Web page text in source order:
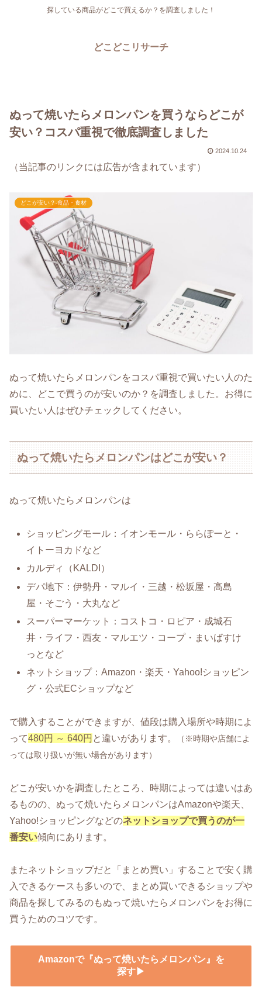
探している商品がどこで買えるか？を調査しました！
どこどこリサーチ
ぬって焼いたらメロンパンを買うならどこが
安い？コスパ重視で徹底調査しました
2024.10.24
（当記事のリンクには広告が含まれています）
どこが安い？-食品・食材
ぬって焼いたらメロンパンをコスパ重視で買いたい人のた
めに、どこで買うのが安いのか？を調査しました。お得に
買いたい人はぜひチェックしてください。
ぬって焼いたらメロンパンはどこが安い？
ぬって焼いたらメロンパンは
ショッピングモール：イオンモール・ららぽーと・
イトーヨカドなど
カルディ（KALDI）
デパ地下：伊勢丹・マルイ・三越・松坂屋・高島
屋・そごう・大丸など
スーパーマーケット：コストコ・ロピア・成城石
井・ライフ・西友・マルエツ・コープ・まいばすけ
っとなど
ネットショップ：Amazon・楽天・Yahoo!ショッピン
グ・公式ECショップなど
で購入することができますが、値段は購入場所や時期によ
って480円 ～ 640円 と違いがあります。
（※時期や店舗によ
っては取り扱いが無い場合があります）
どこが安いかを調査したところ、時期によっては違いはあ
るものの、ぬって焼いたらメロンパンはAmazonや楽天、
Yahoo!ショッピングなどのネットショップで買うのが一
番安い傾向にあります。
またネットショップだと「まとめ買い」することで安く購
入できるケースも多いので、まとめ買いできるショップや
商品を探してみるのもぬって焼いたらメロンパンをお得に
買うためのコツです。
Amazonで『ぬって焼いたらメロンパン』を
探す▶